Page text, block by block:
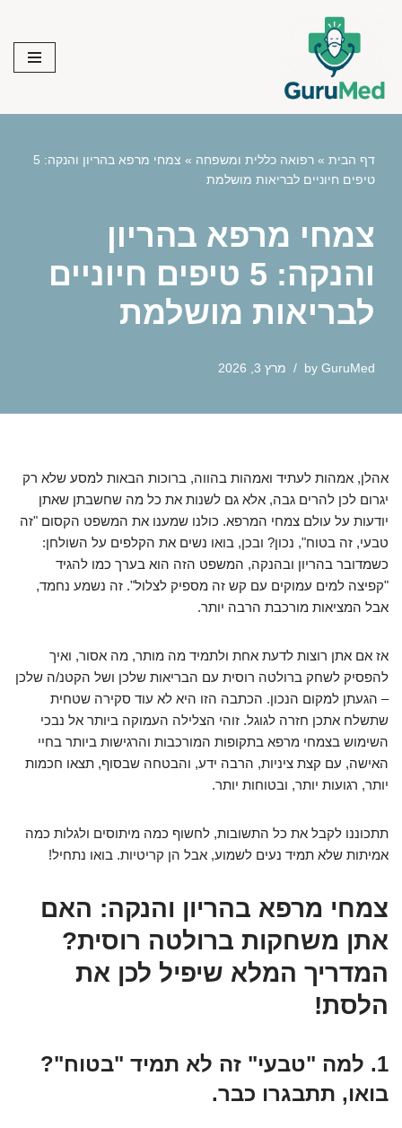
content
דף הבית » רפואה כללית ומשפחה »
צמחי מרפא בהריון והנקה: 5
טיפים חיוניים לבריאות מושלמת
צמחי מרפא בהריון
והנקה: 5 טיפים חיוניים
לבריאות מושלמת
by GuruMed מרץ 3, 2026
אהלן, אמהות לעתיד ואמהות בהווה, ברוכות הבאות למסע שלא רק
יגרום לכן להרים גבה, אלא גם לשנות את כל מה שחשבתן שאתן
יודעות על עולם צמחי המרפא. כולנו שמענו את המשפט הקסום "זה
טבעי, זה בטוח", נכון? ובכן, בואו נשים את הקלפים על השולחן:
כשמדובר בהריון ובהנקה, המשפט הזה הוא בערך כמו להגיד
"קפיצה למים עמוקים עם קש זה מספיק לצלול". זה נשמע נחמד,
אבל המציאות מורכבת הרבה יותר.
אז אם אתן רוצות לדעת אחת ולתמיד מה מותר, מה אסור, ואיך
להפסיק לשחק ברולטה רוסית עם הבריאות שלכן ושל הקטנ/ה שלכן
– הגעתן למקום הנכון. הכתבה הזו היא לא עוד סקירה שטחית
שתשלח אתכן חזרה לגוגל. זוהי הצלילה העמוקה ביותר אל נבכי
השימוש בצמחי מרפא בתקופות המורכבות והרגישות ביותר בחיי
האישה, עם קצת ציניות, הרבה ידע, והבטחה שבסוף, תצאו חכמות
יותר, רגועות יותר, ובטוחות יותר.
תתכוננו לקבל את כל התשובות, לחשוף כמה מיתוסים ולגלות כמה
אמיתות שלא תמיד נעים לשמוע, אבל הן קריטיות. בואו נתחיל!
צמחי מרפא בהריון והנקה: האם
אתן משחקות ברולטה רוסית?
המדריך המלא שיפיל לכן את
הלסת!
1. למה "טבעי" זה לא תמיד "בטוח"?
בואו, תתבגרו כבר.